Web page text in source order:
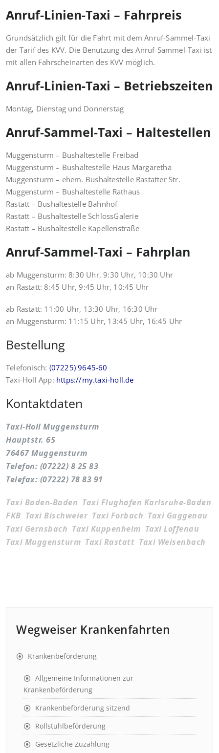
Anruf-Linien-Taxi – Fahrpreis
Grundsätzlich gilt für die Fahrt mit dem Anruf-Sammel-Taxi
der Tarif des KVV. Die Benutzung des Anruf-Sammel-Taxi ist
mit allen Fahrscheinarten des KVV möglich.
Anruf-Linien-Taxi – Betriebszeiten
Montag, Dienstag und Donnerstag
Anruf-Sammel-Taxi – Haltestellen
Muggensturm – Bushaltestelle Freibad
Muggensturm – Bushaltestelle Haus Margaretha
Muggensturm – ehem. Bushaltestelle Rastatter Str.
Muggensturm – Bushaltestelle Rathaus
Rastatt – Bushaltestelle Bahnhof
Rastatt – Bushaltestelle SchlossGalerie
Rastatt – Bushaltestelle Kapellenstraße
Anruf-Sammel-Taxi – Fahrplan
ab Muggensturm: 8:30 Uhr, 9:30 Uhr, 10:30 Uhr
an Rastatt: 8:45 Uhr, 9:45 Uhr, 10:45 Uhr
ab Rastatt: 11:00 Uhr, 13:30 Uhr, 16:30 Uhr
an Muggensturm: 11:15 Uhr, 13:45 Uhr, 16:45 Uhr
Bestellung
Telefonisch: (07225) 9645-60
Taxi-Holl App: https://my.taxi-holl.de
Kontaktdaten
Taxi-Holl Muggensturm
Hauptstr. 65
76467 Muggensturm
Telefon: (07222) 8 25 83
Telefax: (07222) 78 83 91
Taxi Baden-Baden Taxi Flughafen Karlsruhe-Baden
FKB Taxi Bischweier Taxi Forbach Taxi Gaggenau
Taxi Gernsbach Taxi Kuppenheim Taxi Loffenau
Taxi Muggensturm Taxi Rastatt Taxi Weisenbach
Wegweiser Krankenfahrten
Krankenbeförderung
Allgemeine Informationen zur
Krankenbeförderung
Krankenbeförderung sitzend
Rollstuhlbeförderung
Gesetzliche Zuzahlung